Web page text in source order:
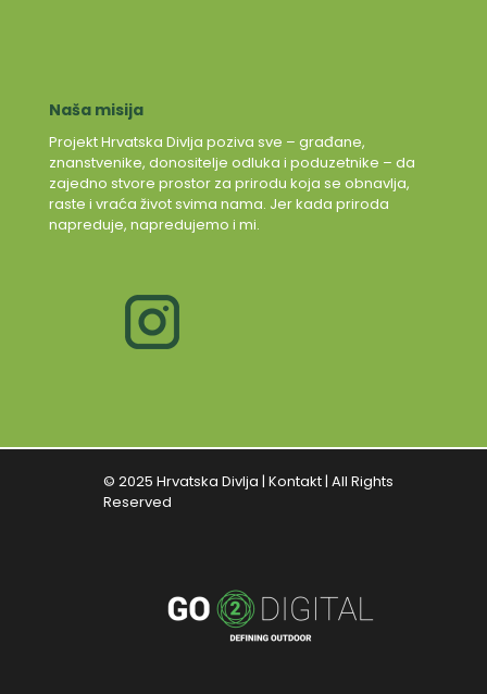
Naša misija
Projekt Hrvatska Divlja poziva sve – građane,
znanstvenike, donositelje odluka i poduzetnike – da
zajedno stvore prostor za prirodu koja se obnavlja,
raste i vraća život svima nama. Jer kada priroda
napreduje, napredujemo i mi.
© 2025 Hrvatska Divlja | Kontakt| All Rights
Reserved